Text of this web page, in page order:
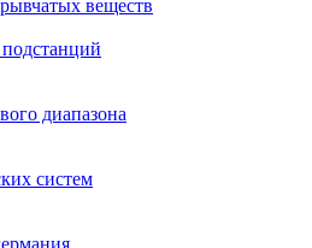
веществ
диапазона
систем